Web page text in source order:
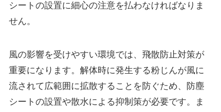
シートの設置に細心の注意を払わなければなりま
せん。
風の影響を受けやすい環境では、飛散防止対策が
重要になります。解体時に発生する粉じんが風に
流されて広範囲に拡散することを防ぐため、防塵
シートの設置や散水による抑制策が必要です。ま